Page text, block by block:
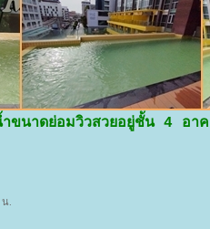
ำขนาดย่อมวิวสวยอยู่ชั้น 4 อ
.